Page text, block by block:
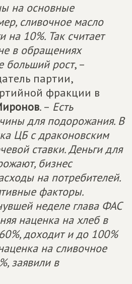
на основные
сливочное масло
на 10%. Так считает
в обращениях
больший рост, –
партии,
фракции в
. – Есть
для подорожания. В
ЦБ с драконовским
ставки. Деньги для
бизнес
на потребителей.
факторы.
неделе глава ФАС
наценка на хлеб в
доходит и до 100%
на сливочное
заявили в